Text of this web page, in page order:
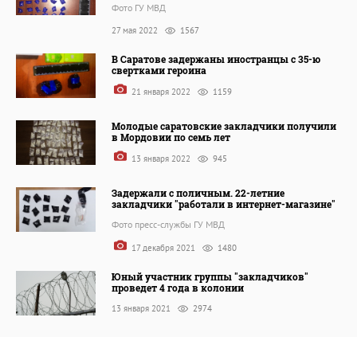
Фото ГУ МВД
27 мая 2022 1567
В Саратове задержаны иностранцы с 35-ю
свертками героина
21 января 2022 1159
Молодые саратовские закладчики получили
в Мордовии по семь лет
13 января 2022 945
Задержали с поличным. 22-летние
закладчики "работали в интернет-магазине"
Фото пресс-службы ГУ МВД
17 декабря 2021 1480
Юный участник группы "закладчиков"
проведет 4 года в колонии
13 января 2021 2974